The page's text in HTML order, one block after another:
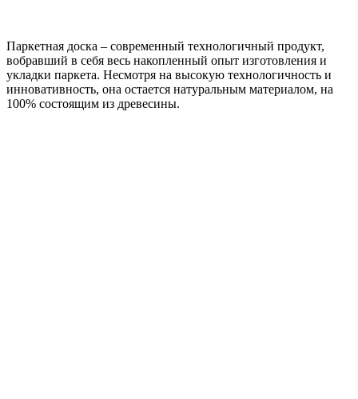
Паркетная доска – современный технологичный продукт,
вобравший в себя весь накопленный опыт изготовления и
укладки паркета. Несмотря на высокую технологичность и
инновативность, она остается натуральным материалом, на
100% состоящим из древесины.